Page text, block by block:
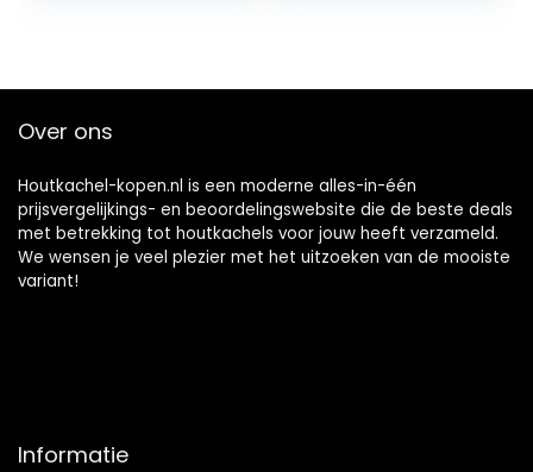
Over ons
Houtkachel-kopen.nl is een moderne alles-in-één
prijsvergelijkings- en beoordelingswebsite die de beste deals
met betrekking tot houtkachels voor jouw heeft verzameld.
We wensen je veel plezier met het uitzoeken van de mooiste
variant!
Informatie